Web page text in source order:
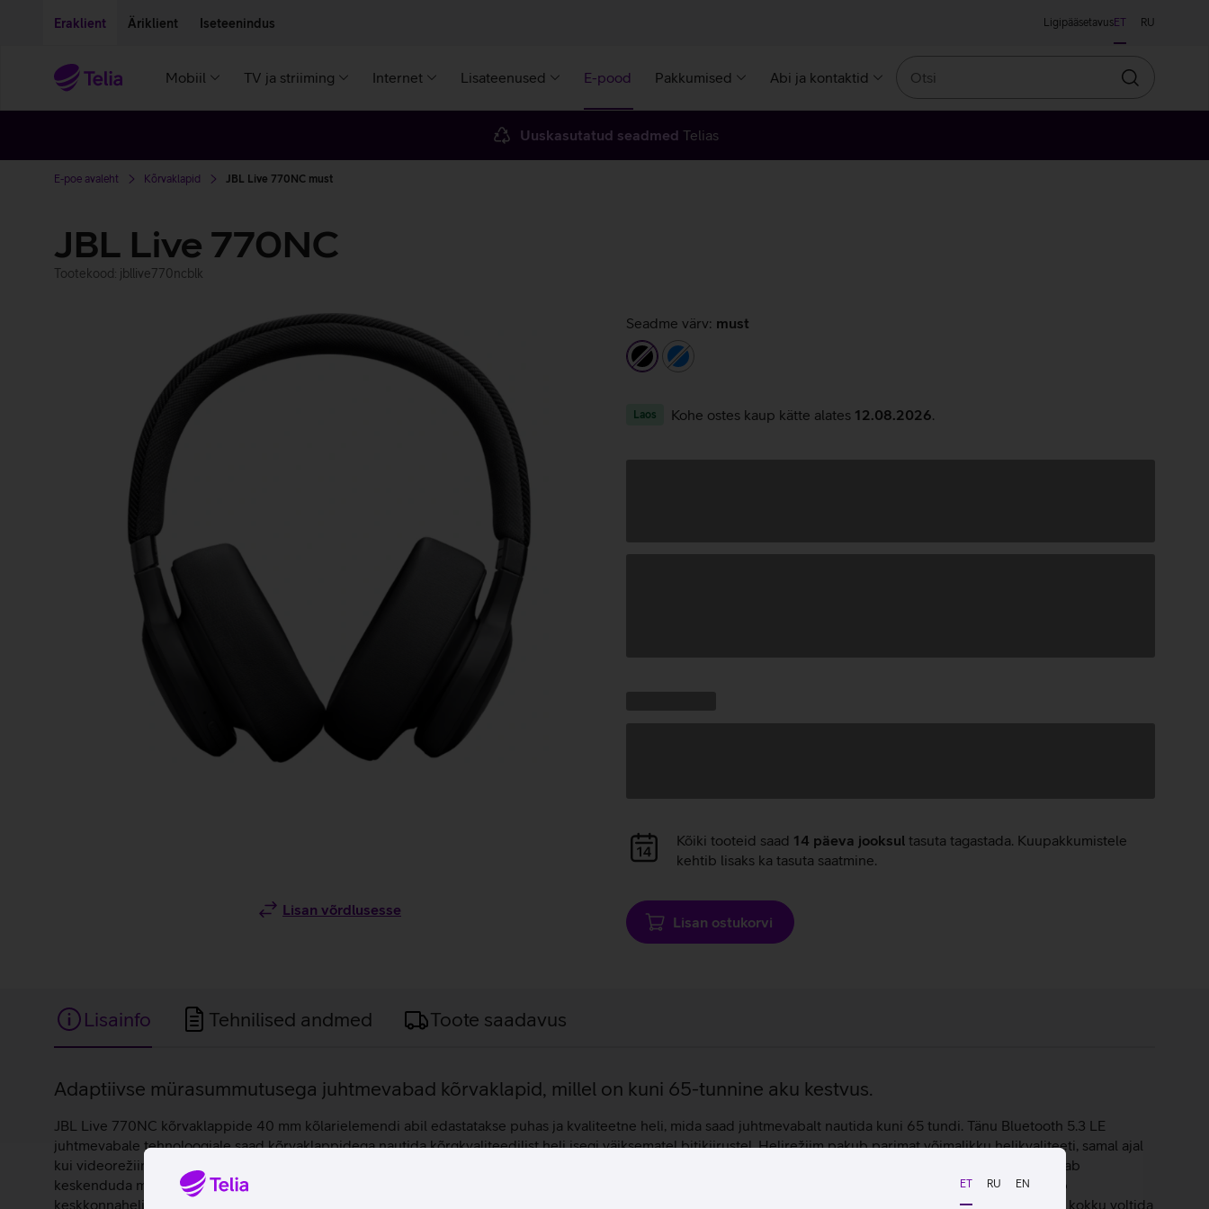
ET RU EN
Eraklient Äriklient Iseteenindus LigipääsetavusET RU
Mobiil TV ja striiming Internet Lisateenused E-pood Pakkumised Abi ja kontaktid
Otsin
Uuskasutatud seadmed Telias
E-poe avaleht Kõrvaklapid JBL Live 770NC must
JBL Live 770NC
Tootekood: jbllive770ncblk
Lisan võrdlusesse
Seadme värv: must
mustsinine
Laos Kohe ostes kaup kätte alates 12.08.2026
Andmete
laadimine
Kõiki tooteid saad 14 päeva jooksul tasuta tagastada. Kuupakkumistele
kehtib lisaks ka tasuta saatmine.
Lisan ostukorvi
Lisainfo Tehnilised andmed Toote saadavus
Lisainfo
Adaptiivse mürasummutusega juhtmevabad kõrvaklapid, millel on kuni 65-tunnine aku kestvus.
JBL Live 770NC kõrvaklappide 40 mm kõlarielemendi abil edastatakse puhas ja kvaliteetne heli, mida saad juhtmevabalt nautida kuni 65 tundi. Tänu Bluetooth 5.3 LE
juhtmevabale tehnoloogiale saad kõrvaklappidega nautida kõrgkvaliteedilist heli isegi väiksematel bitikiirustel. Helirežiim pakub parimat võimalikku helikvaliteeti, samal ajal
kui videorežiim hoolitseb selle eest, et filmide ja mängude heli ning visuaal oleksid sünkroonis. Kõrvaklapid on varustatud adaptiivse mürasummutusega, mis aitab
keskenduda muusikale ja eemaldada välise müra. Juhul kui on soov kuulda ümbritsevat, siis saad mugavalt sisse lülitada Smart Ambient funktsiooni, mis muudab
keskkonnahelid teravamaks. Sisseehitatud mikrofon ja käed-vaba funktsioon võimaldab kõnedele vastata lihtsa nupule vajutusega. Klappe on võimalik mugavalt kokku voltida